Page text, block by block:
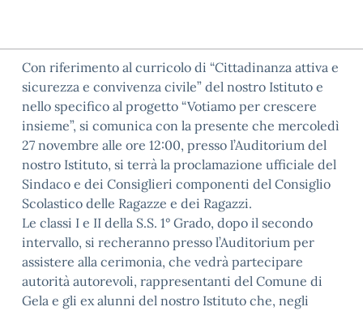
Con riferimento al curricolo di “Cittadinanza attiva e
sicurezza e convivenza civile” del nostro Istituto e
nello specifico al progetto “Votiamo per crescere
insieme”, si comunica con la presente che mercoledì
27 novembre alle ore 12:00, presso l’Auditorium del
nostro Istituto, si terrà la proclamazione ufficiale del
Sindaco e dei Consiglieri componenti del Consiglio
Scolastico delle Ragazze e dei Ragazzi.
Le classi I e II della S.S. 1° Grado, dopo il secondo
intervallo, si recheranno presso l’Auditorium per
assistere alla cerimonia, che vedrà partecipare
autorità autorevoli, rappresentanti del Comune di
Gela e gli ex alunni del nostro Istituto che, negli